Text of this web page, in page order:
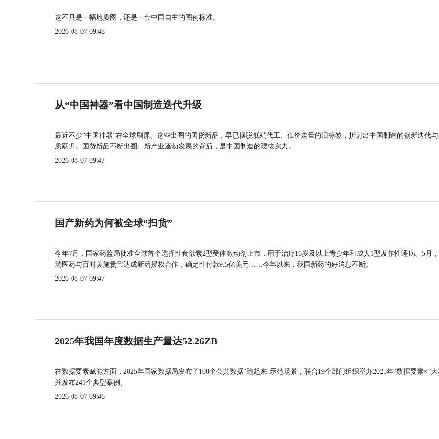
这不只是一幅地质图，还是一套中国自主的图例标准。
2026-08-07 09:48
从“中国神器”看中国制造迭代升级
最近不少“中国神器”在全球刷屏。这些出圈的国货新品，早已摆脱低端代工、低价走量的旧标签，折射出中国制造的创新迭代
质跃升。国货新品不断出圈、新产业蓬勃发展的背后，是中国制造的硬核实力。
2026-08-07 09:47
国产新药为何被全球“扫货”
今年7月，国家药监局批准全球首个选择性食欲素2型受体激动剂上市，用于治疗16岁及以上青少年和成人1型发作性睡病。5月
瑞医药与百时美施贵宝达成新药授权合作，确定性付款9.5亿美元……今年以来，我国新药的好消息不断。
2026-08-07 09:47
2025年我国年度数据生产量达52.26ZB
在数据要素赋能方面，2025年国家数据局发布了100个公共数据“跑起来”示范场景，联合19个部门组织举办2025年“数据要素×”大
并发布241个典型案例。
2026-08-07 09:46